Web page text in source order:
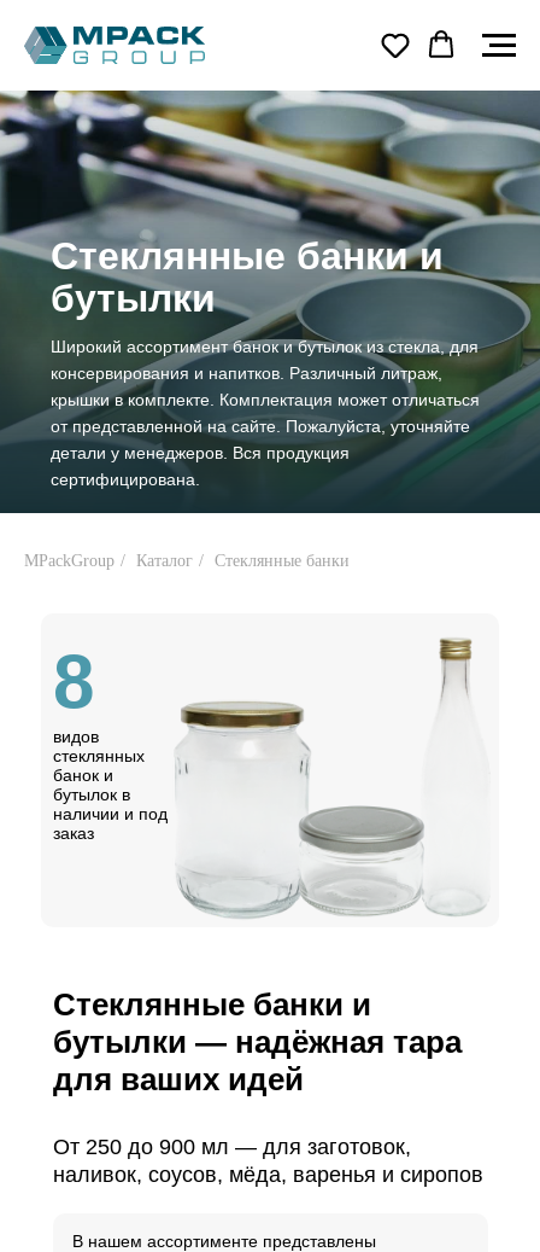
Стеклянные банки и
бутылки
Широкий ассортимент банок и бутылок из стекла, для
консервирования и напитков. Различный литраж,
крышки в комплекте. Комплектация может отличаться
от представленной на сайте. Пожалуйста, уточняйте
детали у менеджеров. Вся продукция
сертифицирована.
MPackGroup / Каталог / Стеклянные банки
8
видов
стеклянных
банок и
бутылок в
наличии и под
заказ
Стеклянные банки и
бутылки — надёжная тара
для ваших идей
В нашем ассортименте представлены
От 250 до 900 мл — для заготовок,
наливок, соусов, мёда, варенья и сиропов